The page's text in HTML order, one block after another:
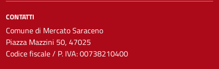
CONTATTI
Comune di Mercato Saraceno
Piazza Mazzini 50, 47025
Codice fiscale / P. IVA: 00738210400